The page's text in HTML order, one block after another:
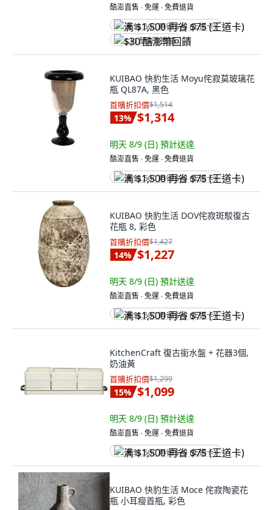
酷澎直售 ∙ 免運 ∙ 免費退貨
满 $1,500 再省 $75 (王道卡)
$30 酷澎幣回饋
KUIBAO 快豹生活 Moyu侘寂莫玻璃花
瓶 QL87A, 黑色
首購折扣價$1,514
13% $1,314
明天 8/9 (日) 預計送達
酷澎直售 ∙ 免運 ∙ 免費退貨
满 $1,500 再省 $75 (王道卡)
KUIBAO 快豹生活 DOV侘寂斑駁復古
花瓶 8, 彩色
首購折扣價$1,427
14% $1,227
明天 8/9 (日) 預計送達
酷澎直售 ∙ 免運 ∙ 免費退貨
满 $1,500 再省 $75 (王道卡)
KitchenCraft 復古銜水盤 + 花器3個,
奶油黃
首購折扣價$1,299
15% $1,099
明天 8/9 (日) 預計送達
酷澎直售 ∙ 免運 ∙ 免費退貨
满 $1,500 再省 $75 (王道卡)
KUIBAO 快豹生活 Moce 侘寂陶瓷花
瓶 小耳瘦首瓶, 彩色